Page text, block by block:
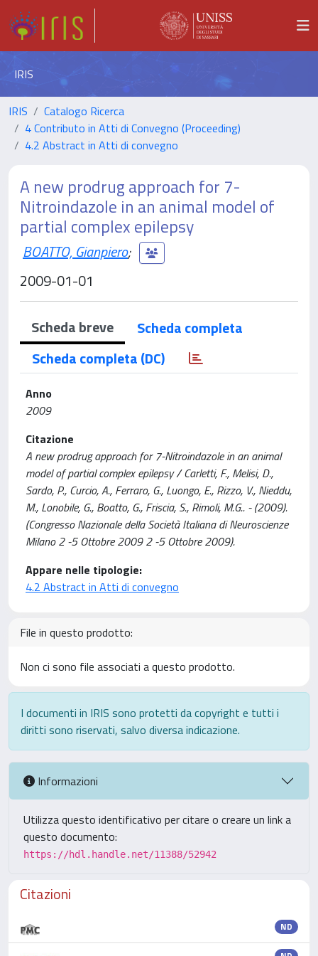
IRIS
IRIS
Catalogo Ricerca
4 Contributo in Atti di Convegno (Proceeding)
4.2 Abstract in Atti di convegno
A new prodrug approach for 7-
Nitroindazole in an animal model of
partial complex epilepsy
BOATTO, Gianpiero;
2009-01-01
Scheda breve
Scheda completa
Scheda completa (DC)
Anno
2009
Citazione
A new prodrug approach for 7-Nitroindazole in an animal
model of partial complex epilepsy / Carletti, F., Melisi, D.,
Sardo, P., Curcio, A., Ferraro, G., Luongo, E., Rizzo, V., Nieddu,
M., Lonobile, G., Boatto, G., Friscia, S., Rimoli, M.G.. - (2009).
(Congresso Nazionale della Società Italiana di Neuroscienze
Milano 2 -5 Ottobre 2009 2 -5 Ottobre 2009).
Appare nelle tipologie:
4.2 Abstract in Atti di convegno
File in questo prodotto:
Non ci sono file associati a questo prodotto.
I documenti in IRIS sono protetti da copyright e tutti i
diritti sono riservati, salvo diversa indicazione.
Informazioni
Utilizza questo identificativo per citare o creare un link a
questo documento:
https://hdl.handle.net/11388/52942
Citazioni
ND